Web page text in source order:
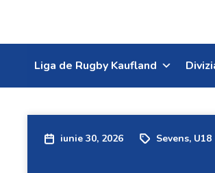
Liga de Rugby Kaufland
iunie 30, 2026 Sevens, U18